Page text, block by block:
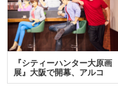
『シティーハンター大原画
展』大阪で開幕、アルコ
＆…